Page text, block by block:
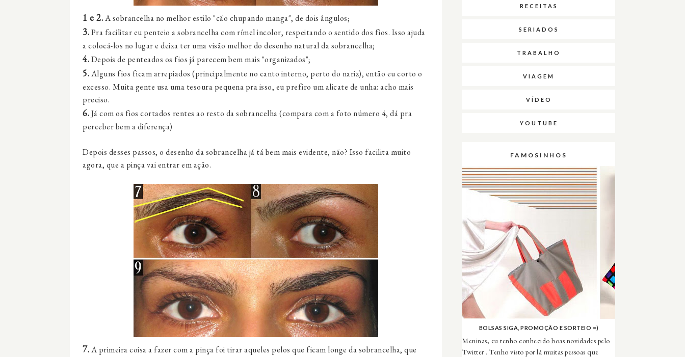
1 e 2.A sobrancelha no melhor estilo "cão chupando manga", de dois ângulos;
3.Pra facilitar eu penteio a sobrancelha com rímel incolor, respeitando o sentido dos fios. Isso ajuda
a colocá-los no lugar e deixa ter uma visão melhor do desenho natural da sobrancelha;
4.Depois de penteados os fios já parecem bem mais "organizados";
5.Alguns fios ficam arrepiados (principalmente no canto interno, perto do nariz), então eu corto o
excesso. Muita gente usa uma tesoura pequena pra isso, eu prefiro um alicate de unha: acho mais
preciso.
6.Já com os fios cortados rentes ao resto da sobrancelha (compara com a foto número 4, dá pra
perceber bem a diferença)
Depois desses passos, o desenho da sobrancelha já tá bem mais evidente, não? Isso facilita muito
agora, que a pinça vai entrar em ação.
7.A primeira coisa a fazer com a pinça foi tirar aqueles pelos que ficam longe da sobrancelha, que
RECEITAS
SERIADOS
TRABALHO
VIAGEM
VÍDEO
YOUTUBE
FAMOSINHOS
BOLSAS SIGA, PROMOÇÃO E SORTEIO =)
Meninas, eu tenho conhecido boas novidades pelo
Twitter . Tenho visto por lá muitas pessoas que